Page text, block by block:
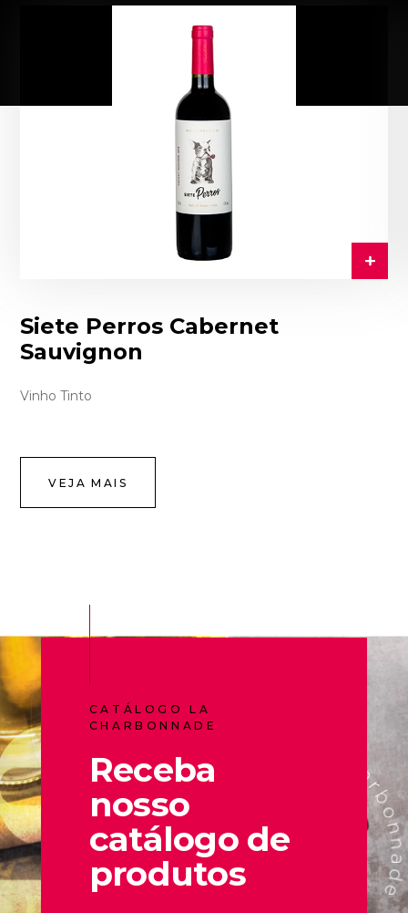
Siete Perros Cabernet
Sauvignon
Vinho Tinto
VEJA MAIS
CATÁLOGO LA
CHARBONNADE
Receba
nosso
catálogo de
produtos